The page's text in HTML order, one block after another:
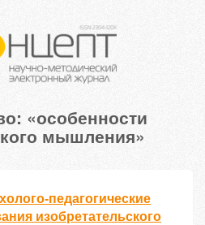
«особенности
мышления»
педагогические
изобретательского